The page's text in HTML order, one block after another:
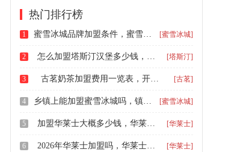
热门排行榜
1 蜜雪冰城品牌加盟条件，蜜雪冰城地级加盟费是多少钱 [蜜雪冰城]
2 怎么加盟塔斯汀汉堡多少钱，县城塔斯汀汉堡加盟费多少钱 [塔斯汀]
3 古茗奶茶加盟费用一览表，开一家古茗加盟店费用是多少 [古茗]
4 乡镇上能加盟蜜雪冰城吗，镇上蜜雪冰城奶茶加盟费大约是多少钱 [蜜雪冰城]
5 加盟华莱士大概多少钱，华莱士加盟大概需要多少钱 [华莱士]
6 2026年华莱士加盟吗，华莱士汉堡店怎样加盟好 [华莱士]